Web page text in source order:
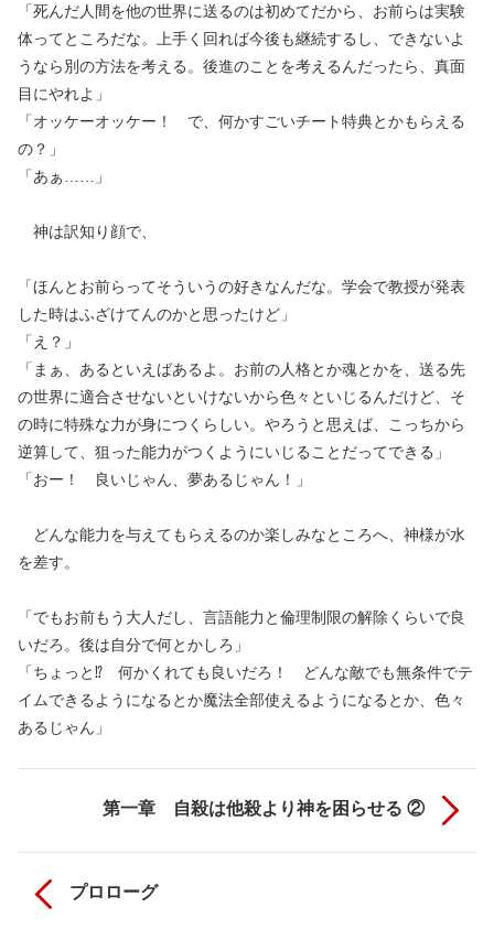
「死んだ人間を他の世界に送るのは初めてだから、お前らは実験
体ってところだな。上手く回れば今後も継続するし、できないよ
うなら別の方法を考える。後進のことを考えるんだったら、真面
目にやれよ」
「オッケーオッケー！ で、何かすごいチート特典とかもらえる
の？」
「あぁ……」
神は訳知り顔で、
「ほんとお前らってそういうの好きなんだな。学会で教授が発表
した時はふざけてんのかと思ったけど」
「え？」
「まぁ、あるといえばあるよ。お前の人格とか魂とかを、送る先
の世界に適合させないといけないから色々といじるんだけど、そ
の時に特殊な力が身につくらしい。やろうと思えば、こっちから
逆算して、狙った能力がつくようにいじることだってできる」
「おー！ 良いじゃん、夢あるじゃん！」
どんな能力を与えてもらえるのか楽しみなところへ、神様が水
を差す。
「でもお前もう大人だし、言語能力と倫理制限の解除くらいで良
いだろ。後は自分で何とかしろ」
「ちょっと⁉ 何かくれても良いだろ！ どんな敵でも無条件でテ
イムできるようになるとか魔法全部使えるようになるとか、色々
あるじゃん」
第一章 自殺は他殺より神を困らせる ②
プロローグ